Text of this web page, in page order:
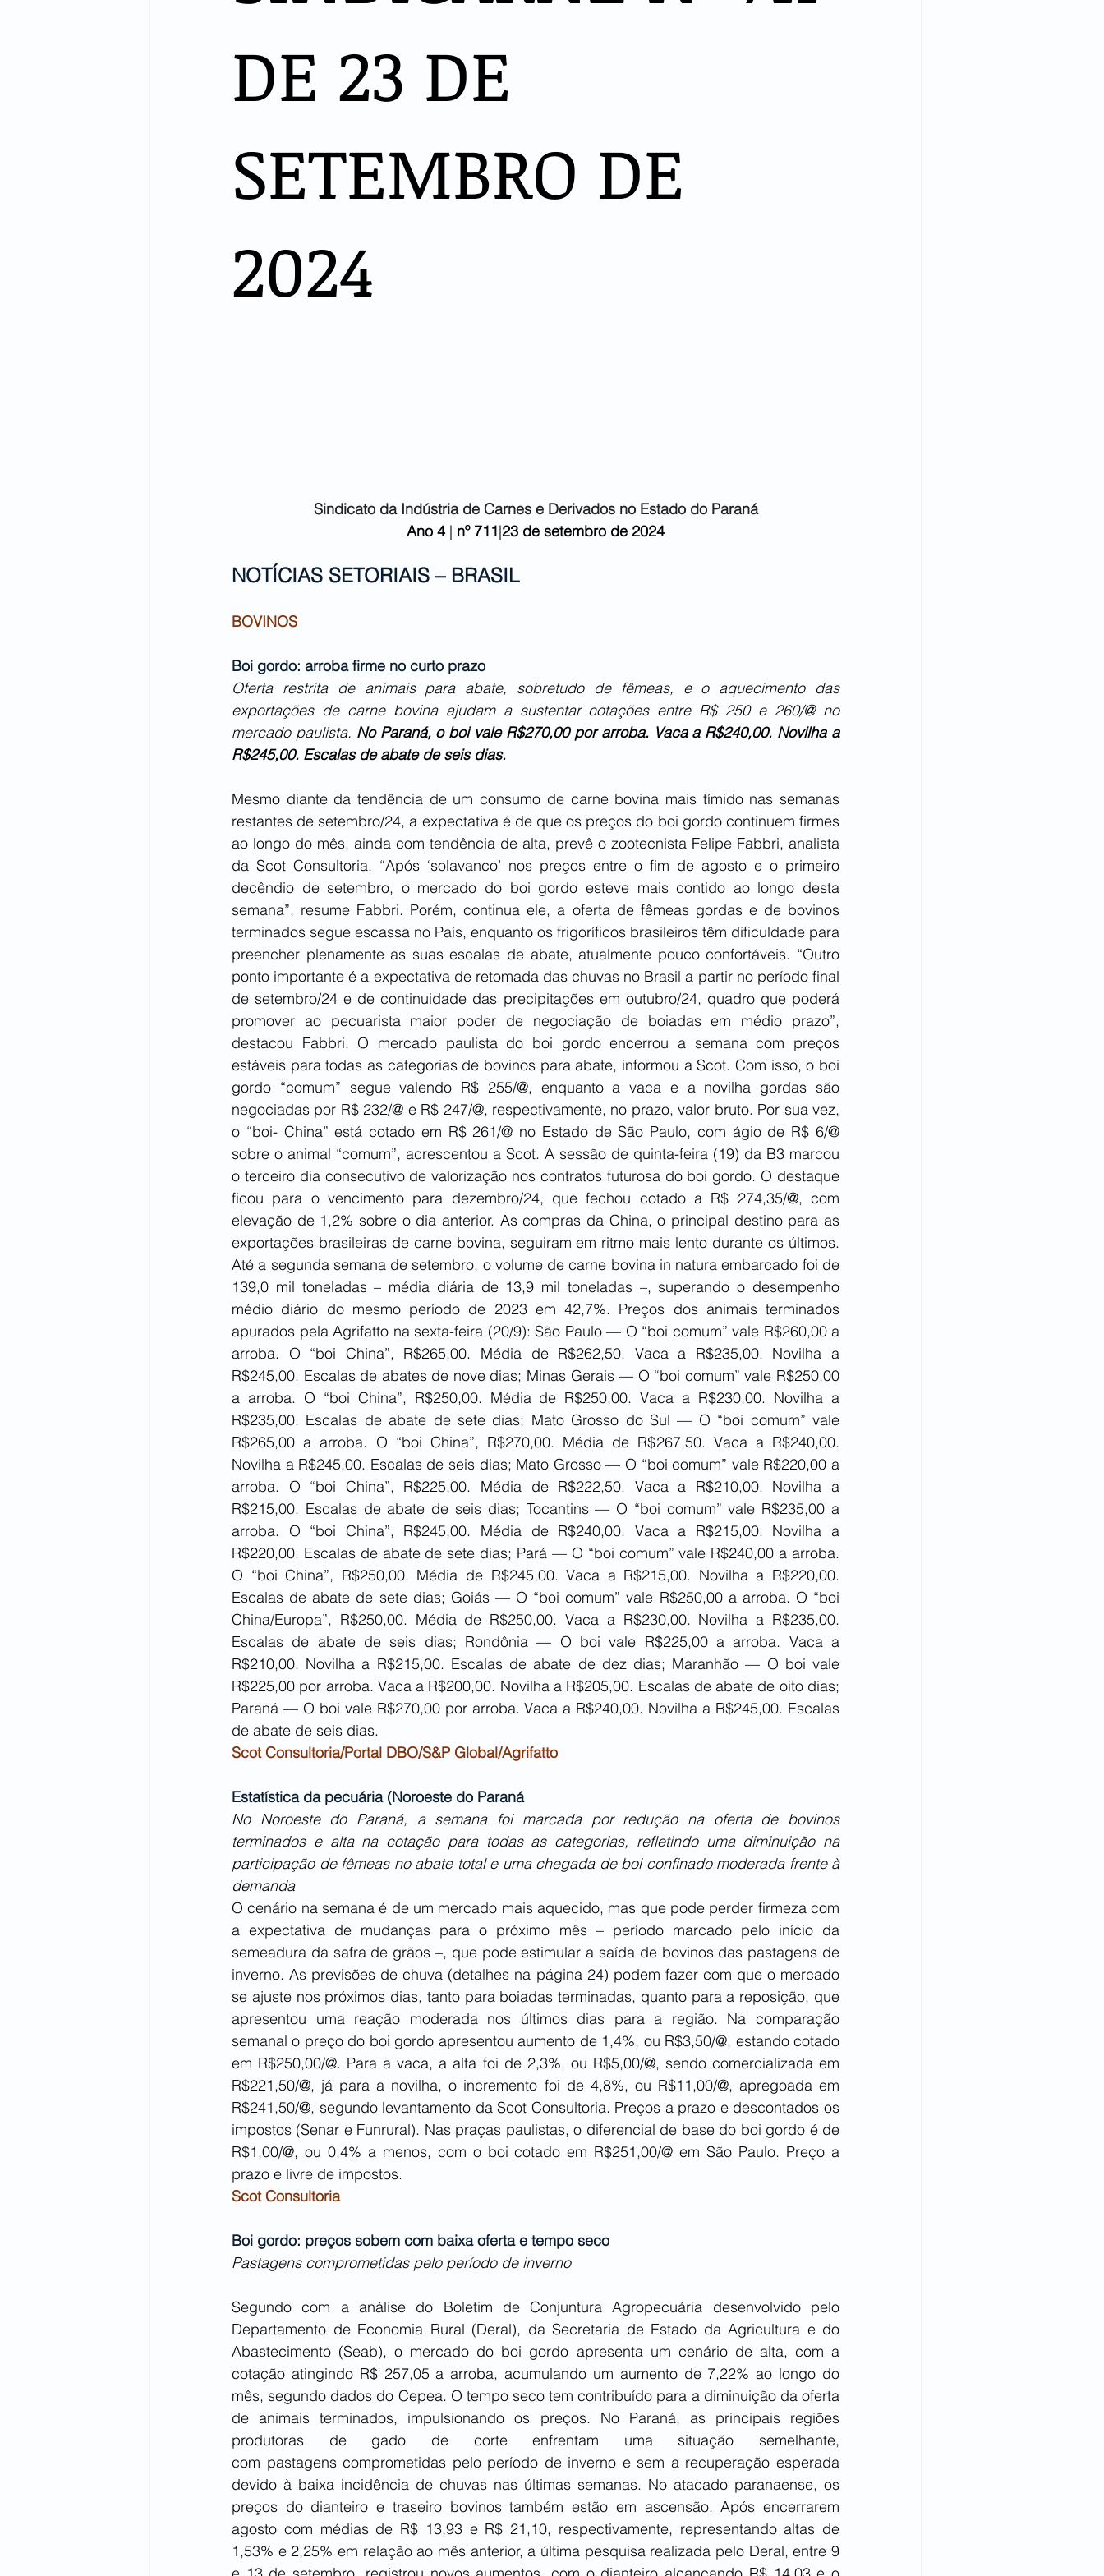
DE 23 DE
SETEMBRO DE
2024
Sindicato da Indústria de Carnes e Derivados no Estado do Paraná
Ano 4 | nº 711|23 de setembro de 2024
NOTÍCIAS SETORIAIS – BRASIL
BOVINOS
Boi gordo: arroba firme no curto prazo
Oferta restrita de animais para abate, sobretudo de fêmeas, e o aquecimento das
exportações de carne bovina ajudam a sustentar cotações entre R$ 250 e 260/@ no
mercado paulista. No Paraná, o boi vale R$270,00 por arroba. Vaca a R$240,00. Novilha a
R$245,00. Escalas de abate de seis dias.
Mesmo diante da tendência de um consumo de carne bovina mais tímido nas semanas
restantes de setembro/24, a expectativa é de que os preços do boi gordo continuem firmes
ao longo do mês, ainda com tendência de alta, prevê o zootecnista Felipe Fabbri, analista
da Scot Consultoria. “Após ‘solavanco’ nos preços entre o fim de agosto e o primeiro
decêndio de setembro, o mercado do boi gordo esteve mais contido ao longo desta
semana”, resume Fabbri. Porém, continua ele, a oferta de fêmeas gordas e de bovinos
terminados segue escassa no País, enquanto os frigoríficos brasileiros têm dificuldade para
preencher plenamente as suas escalas de abate, atualmente pouco confortáveis. “Outro
ponto importante é a expectativa de retomada das chuvas no Brasil a partir no período final
de setembro/24 e de continuidade das precipitações em outubro/24, quadro que poderá
promover ao pecuarista maior poder de negociação de boiadas em médio prazo”,
destacou Fabbri. O mercado paulista do boi gordo encerrou a semana com preços
estáveis para todas as categorias de bovinos para abate, informou a Scot. Com isso, o boi
gordo “comum” segue valendo R$ 255/@, enquanto a vaca e a novilha gordas são
negociadas por R$ 232/@ e R$ 247/@, respectivamente, no prazo, valor bruto. Por sua vez,
o “boi- China” está cotado em R$ 261/@ no Estado de São Paulo, com ágio de R$ 6/@
sobre o animal “comum”, acrescentou a Scot. A sessão de quinta-feira (19) da B3 marcou
o terceiro dia consecutivo de valorização nos contratos futurosa do boi gordo. O destaque
ficou para o vencimento para dezembro/24, que fechou cotado a R$ 274,35/@, com
elevação de 1,2% sobre o dia anterior. As compras da China, o principal destino para as
exportações brasileiras de carne bovina, seguiram em ritmo mais lento durante os últimos.
Até a segunda semana de setembro, o volume de carne bovina in natura embarcado foi de
139,0 mil toneladas – média diária de 13,9 mil toneladas –, superando o desempenho
médio diário do mesmo período de 2023 em 42,7%. Preços dos animais terminados
apurados pela Agrifatto na sexta-feira (20/9): São Paulo — O “boi comum” vale R$260,00 a
arroba. O “boi China”, R$265,00. Média de R$262,50. Vaca a R$235,00. Novilha a
R$245,00. Escalas de abates de nove dias; Minas Gerais — O “boi comum” vale R$250,00
a arroba. O “boi China”, R$250,00. Média de R$250,00. Vaca a R$230,00. Novilha a
R$235,00. Escalas de abate de sete dias; Mato Grosso do Sul — O “boi comum” vale
R$265,00 a arroba. O “boi China”, R$270,00. Média de R$267,50. Vaca a R$240,00.
Novilha a R$245,00. Escalas de seis dias; Mato Grosso — O “boi comum” vale R$220,00 a
arroba. O “boi China”, R$225,00. Média de R$222,50. Vaca a R$210,00. Novilha a
R$215,00. Escalas de abate de seis dias; Tocantins — O “boi comum” vale R$235,00 a
arroba. O “boi China”, R$245,00. Média de R$240,00. Vaca a R$215,00. Novilha a
R$220,00. Escalas de abate de sete dias; Pará — O “boi comum” vale R$240,00 a arroba.
O “boi China”, R$250,00. Média de R$245,00. Vaca a R$215,00. Novilha a R$220,00.
Escalas de abate de sete dias; Goiás — O “boi comum” vale R$250,00 a arroba. O “boi
China/Europa”, R$250,00. Média de R$250,00. Vaca a R$230,00. Novilha a R$235,00.
Escalas de abate de seis dias; Rondônia — O boi vale R$225,00 a arroba. Vaca a
R$210,00. Novilha a R$215,00. Escalas de abate de dez dias; Maranhão — O boi vale
R$225,00 por arroba. Vaca a R$200,00. Novilha a R$205,00. Escalas de abate de oito dias;
Paraná — O boi vale R$270,00 por arroba. Vaca a R$240,00. Novilha a R$245,00. Escalas
de abate de seis dias.
Scot Consultoria/Portal DBO/S&P Global/Agrifatto
Estatística da pecuária (Noroeste do Paraná
No Noroeste do Paraná, a semana foi marcada por redução na oferta de bovinos
terminados e alta na cotação para todas as categorias, refletindo uma diminuição na
participação de fêmeas no abate total e uma chegada de boi confinado moderada frente à
demanda
O cenário na semana é de um mercado mais aquecido, mas que pode perder firmeza com
a expectativa de mudanças para o próximo mês – período marcado pelo início da
semeadura da safra de grãos –, que pode estimular a saída de bovinos das pastagens de
inverno. As previsões de chuva (detalhes na página 24) podem fazer com que o mercado
se ajuste nos próximos dias, tanto para boiadas terminadas, quanto para a reposição, que
apresentou uma reação moderada nos últimos dias para a região. Na comparação
semanal o preço do boi gordo apresentou aumento de 1,4%, ou R$3,50/@, estando cotado
em R$250,00/@. Para a vaca, a alta foi de 2,3%, ou R$5,00/@, sendo comercializada em
R$221,50/@, já para a novilha, o incremento foi de 4,8%, ou R$11,00/@, apregoada em
R$241,50/@, segundo levantamento da Scot Consultoria. Preços a prazo e descontados os
impostos (Senar e Funrural). Nas praças paulistas, o diferencial de base do boi gordo é de
R$1,00/@, ou 0,4% a menos, com o boi cotado em R$251,00/@ em São Paulo. Preço a
prazo e livre de impostos.
Scot Consultoria
Boi gordo: preços sobem com baixa oferta e tempo seco
Pastagens comprometidas pelo período de inverno
Segundo com a análise do Boletim de Conjuntura Agropecuária desenvolvido pelo
Departamento de Economia Rural (Deral), da Secretaria de Estado da Agricultura e do
Abastecimento (Seab), o mercado do boi gordo apresenta um cenário de alta, com a
cotação atingindo R$ 257,05 a arroba, acumulando um aumento de 7,22% ao longo do
mês, segundo dados do Cepea. O tempo seco tem contribuído para a diminuição da oferta
de animais terminados, impulsionando os preços. No Paraná, as principais regiões
produtoras de gado de corte enfrentam uma situação semelhante,
com pastagens comprometidas pelo período de inverno e sem a recuperação esperada
devido à baixa incidência de chuvas nas últimas semanas. No atacado paranaense, os
preços do dianteiro e traseiro bovinos também estão em ascensão. Após encerrarem
agosto com médias de R$ 13,93 e R$ 21,10, respectivamente, representando altas de
1,53% e 2,25% em relação ao mês anterior, a última pesquisa realizada pelo Deral, entre 9